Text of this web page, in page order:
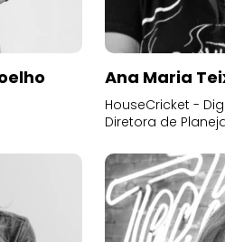
Ana Maria
HouseCricket -
Diretora de